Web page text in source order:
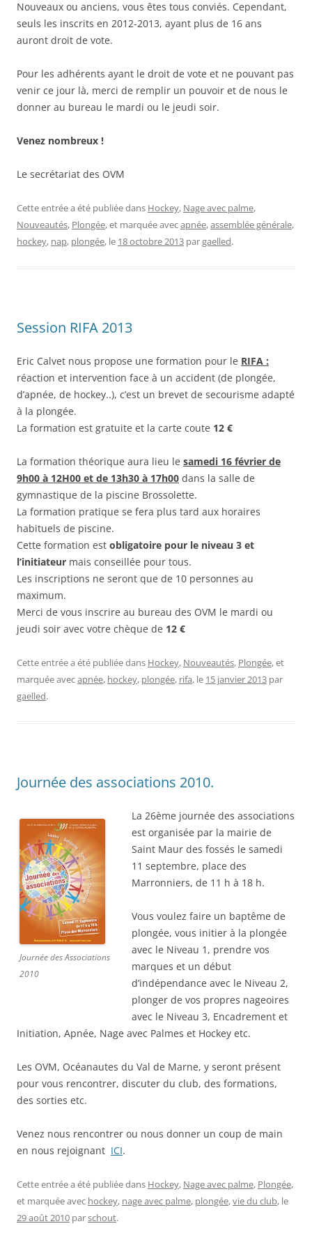
Nouveaux ou anciens, vous êtes tous conviés. Cependant,
seuls les inscrits en 2012-2013, ayant plus de 16 ans
auront droit de vote.
Pour les adhérents ayant le droit de vote et ne pouvant pas
venir ce jour là, merci de remplir un pouvoir et de nous le
donner au bureau le mardi ou le jeudi soir.
Venez nombreux !
Le secrétariat des OVM
Cette entrée a été publiée dans Hockey, Nage avec palme,
Nouveautés, Plongée, et marquée avecapnée,assemblée générale,
hockey, nap, plongée, le 18 octobre 2013 pargaelled.
Session RIFA 2013
Eric Calvet nous propose une formation pour le RIFA :
réaction et intervention face à un accident (de plongée,
d’apnée, de hockey..), c’est un brevet de secourisme adapté
à la plongée.
La formation est gratuite et la carte coute 12 €
La formation théorique aura lieu le samedi 16 février de
9h00 à 12H00 et de 13h30 à 17h00 dans la salle de
gymnastique de la piscine Brossolette.
La formation pratique se fera plus tard aux horaires
habituels de piscine.
Cette formation est obligatoire pour le niveau 3 et
l’initiateur mais conseillée pour tous.
Les inscriptions ne seront que de 10 personnes au
maximum.
Merci de vous inscrire au bureau des OVM le mardi ou
jeudi soir avec votre chèque de 12 €
Cette entrée a été publiée dans Hockey, Nouveautés, Plongée, et
marquée avecapnée, hockey, plongée, rifa, le 15 janvier 2013 par
gaelled.
Journée des associations 2010.
Journée des Associations
2010
La 26ème journée des associations
est organisée par la mairie de
Saint Maur des fossés le samedi
11 septembre, place des
Marronniers, de 11 h à 18 h.
Vous voulez faire un baptême de
plongée, vous initier à la plongée
avec le Niveau 1, prendre vos
marques et un début
d’indépendance avec le Niveau 2,
plonger de vos propres nageoires
avec le Niveau 3, Encadrement et
Initiation, Apnée, Nage avec Palmes et Hockey etc.
Les OVM, Océanautes du Val de Marne, y seront présent
pour vous rencontrer, discuter du club, des formations,
des sorties etc.
Venez nous rencontrer ou nous donner un coup de main
en nous rejoignant ICI.
Cette entrée a été publiée dans Hockey, Nage avec palme, Plongée,
et marquée avec hockey, nage avec palme, plongée,vie du club, le
29 août 2010 parschout.